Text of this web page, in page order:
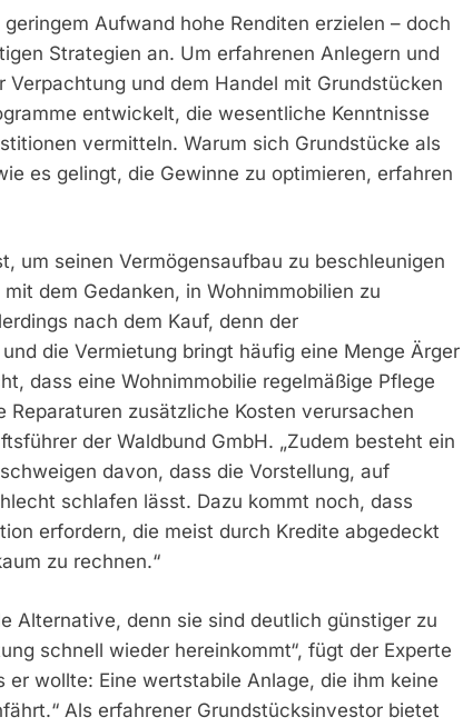
Aufwand hohe Renditen erzielen – doch
Strategien an. Um erfahrenen Anlegern und
und dem Handel mit Grundstücken
entwickelt, die wesentliche Kenntnisse
vermitteln. Warum sich Grundstücke als
es gelingt, die Gewinne zu optimieren, erfahren
um seinen Vermögensaufbau zu beschleunigen
dem Gedanken, in Wohnimmobilien zu
nach dem Kauf, denn der
die Vermietung bringt häufig eine Menge Ärger
dass eine Wohnimmobilie regelmäßige Pflege
zusätzliche Kosten verursachen
der Waldbund GmbH. „Zudem besteht ein
davon, dass die Vorstellung, auf
schlafen lässt. Dazu kommt noch, dass
erfordern, die meist durch Kredite abgedeckt
zu rechnen.“
Alternative, denn sie sind deutlich günstiger zu
schnell wieder hereinkommt“, fügt der Experte
wollte: Eine wertstabile Anlage, die ihm keine
Als erfahrener Grundstücksinvestor bietet